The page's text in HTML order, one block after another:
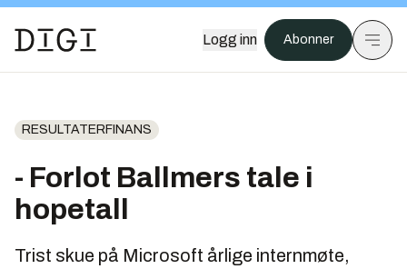
Logg inn Abonner
RESULTATERFINANS
- Forlot Ballmers tale i
hopetall
Trist skue på Microsoft årlige internmøte,